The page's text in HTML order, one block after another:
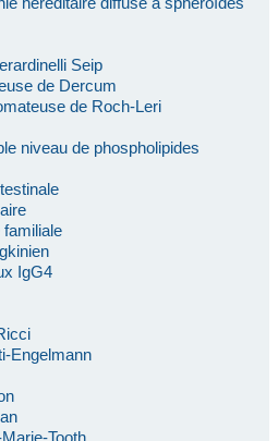
Seip
de Dercum
de Roch-Leri
niveau de phospholipides
IgG4
Engelmann
Tooth